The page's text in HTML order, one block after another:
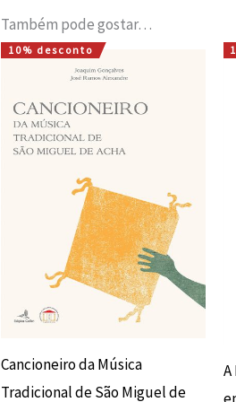
Também pode gostar…
10% desconto
Cancioneiro da Música
Tradicional de São Miguel de
O
preço
era:
20,00 €.
O
preço
é:
A